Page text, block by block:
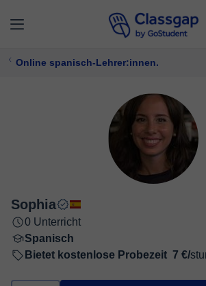
Online spanisch-Lehrer:innen.
Sophia
0 Unterricht
Spanisch
Bietet kostenlose Probezeit 7 €/